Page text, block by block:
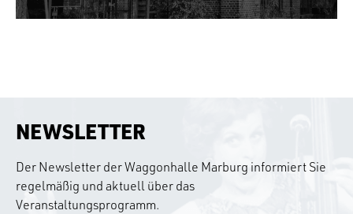
NEWSLETTER
Der Newsletter der Waggonhalle Marburg informiert Sie
regelmäßig und aktuell über das
Veranstaltungsprogramm.